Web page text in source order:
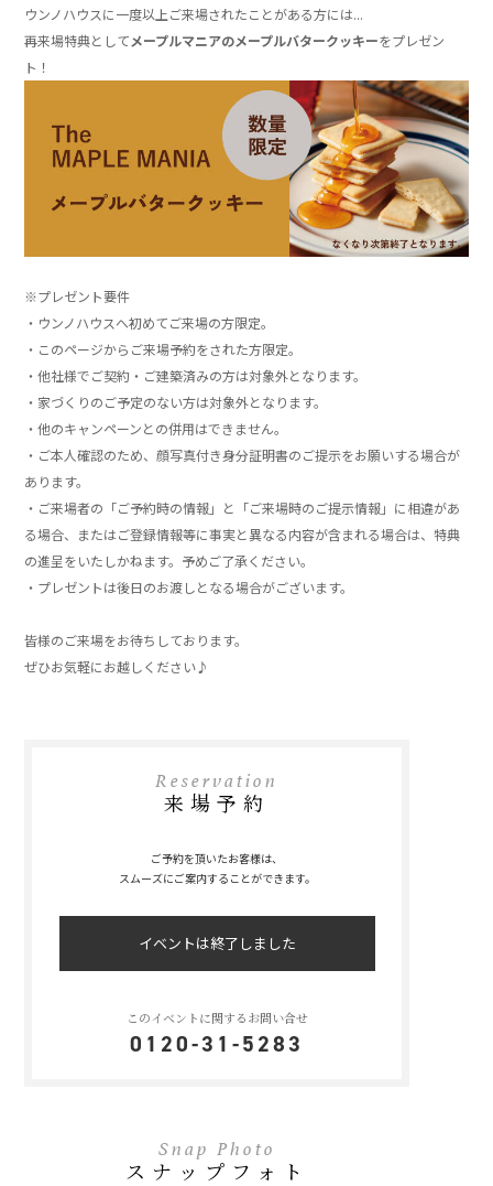
ウンノハウスに一度以上ご来場されたことがある方には...
再来場特典としてメープルマニアのメープルバタークッキーをプレゼン
ト！
※プレゼント要件
・ウンノハウスへ初めてご来場の方限定。
・このページからご来場予約をされた方限定。
・他社様でご契約・ご建築済みの方は対象外となります。
・家づくりのご予定のない方は対象外となります。
・他のキャンペーンとの併用はできません。
・ご本人確認のため、顔写真付き身分証明書のご提示をお願いする場合が
あります。
・ご来場者の「ご予約時の情報」と「ご来場時のご提示情報」に相違があ
る場合、またはご登録情報等に事実と異なる内容が含まれる場合は、特典
の進呈をいたしかねます。予めご了承ください。
・プレゼントは後日のお渡しとなる場合がございます。
皆様のご来場をお待ちしております。
ぜひお気軽にお越しください♪
Reservation
来場予約
ご予約を頂いたお客様は、
スムーズにご案内することができます。
イベントは終了しました
このイベントに関するお問い合せ
0120-31-5283
Snap Photo
スナップフォト